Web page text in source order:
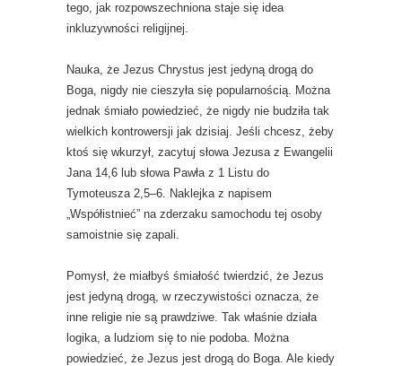
tego, jak rozpowszechniona staje się idea
inkluzywności religijnej.
Nauka, że ​​Jezus Chrystus jest jedyną drogą do
Boga, nigdy nie cieszyła się popularnością. Można
jednak śmiało powiedzieć, że nigdy nie budziła tak
wielkich kontrowersji jak dzisiaj. Jeśli chcesz, żeby
ktoś się wkurzył, zacytuj słowa Jezusa z Ewangelii
Jana 14,6 lub słowa Pawła z 1 Listu do
Tymoteusza 2,5–6. Naklejka z napisem
„Współistnieć” na zderzaku samochodu tej osoby
samoistnie się zapali.
Pomysł, że miałbyś śmiałość twierdzić, że Jezus
jest jedyną drogą, w rzeczywistości oznacza, że ​​
inne religie nie są prawdziwe. Tak właśnie działa
logika, a ludziom się to nie podoba. Można
powiedzieć, że Jezus jest drogą do Boga. Ale kiedy